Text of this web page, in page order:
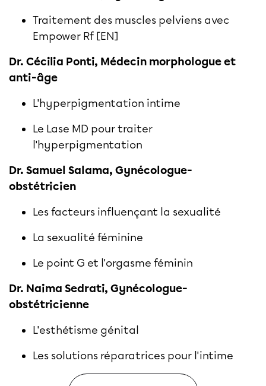
Traitement des muscles pelviens avec
Empower Rf [EN]
Dr. Cécilia Ponti, Médecin morphologue et
anti-âge
L'hyperpigmentation intime
Le Lase MD pour traiter
l'hyperpigmentation
Dr. Samuel Salama, Gynécologue-
obstétricien
Les facteurs influençant la sexualité
La sexualité féminine
Le point G et l'orgasme féminin
Dr. Naima Sedrati, Gynécologue-
obstétricienne
L'esthétisme génital
Les solutions réparatrices pour l'intime